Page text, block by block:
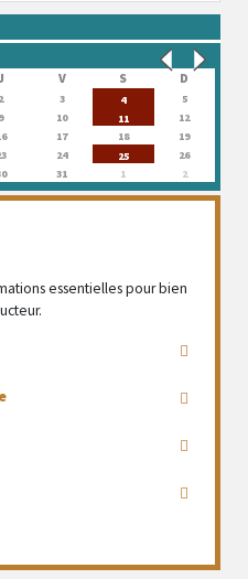
V S D
2 3 4
5
9 10 11
12
17 18
19
24 25
26
31 1 2
essentielles pour bien